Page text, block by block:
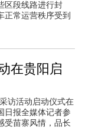
区段线路进行封
正常运营秩序受到
在贵阳启
访活动启动仪式在
日报全媒体记者参
受苗寨风情，品长